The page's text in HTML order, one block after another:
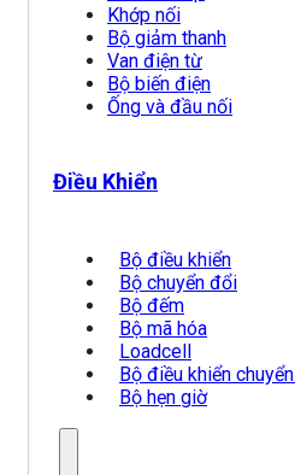
Khớp nối
Bộ giảm thanh
Van điện từ
Bộ biến điện
Ống và đầu nối
Điều Khiển
Bộ điều khiển
Bộ chuyển đổi
Bộ đếm
Bộ mã hóa
Loadcell
Bộ điều khiển
Bộ hẹn giờ